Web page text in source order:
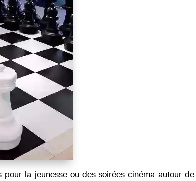
pour la jeunesse ou des soirées cinéma autour de